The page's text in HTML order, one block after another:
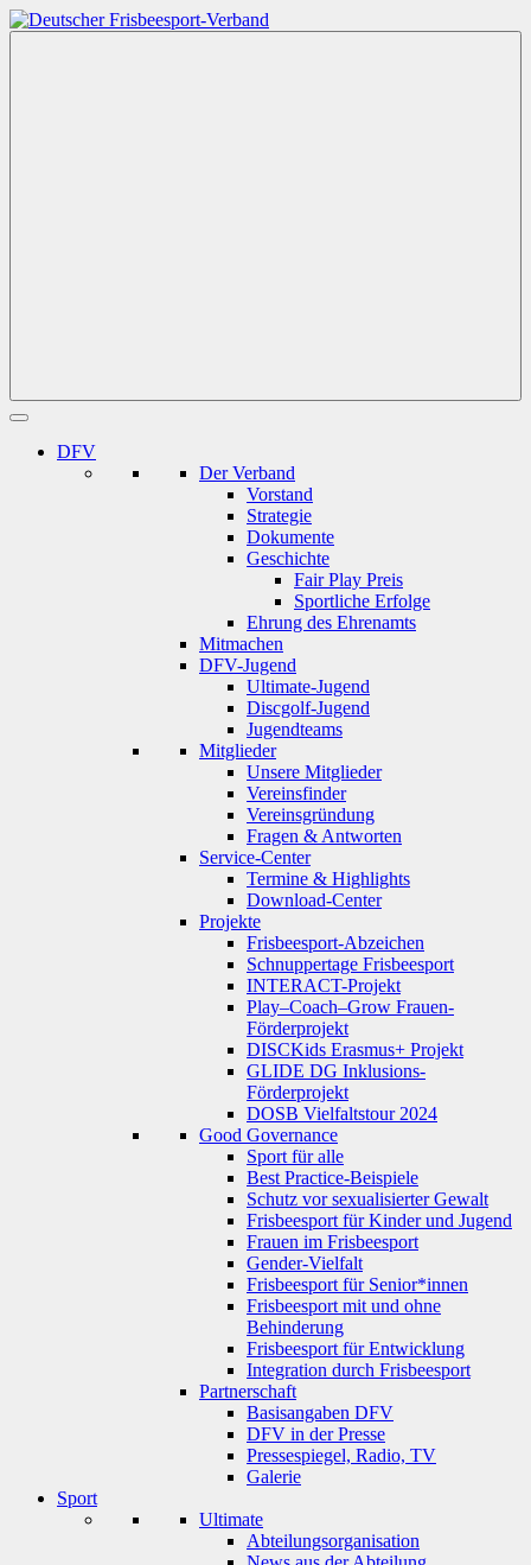
Zum
Inhalt
DFV
Der Verband
Vorstand
Strategie
Dokumente
Geschichte
Fair Play Preis
Sportliche Erfolge
Ehrung des Ehrenamts
Mitmachen
DFV-Jugend
Ultimate-Jugend
Discgolf-Jugend
Jugendteams
Mitglieder
Unsere Mitglieder
Vereinsfinder
Vereinsgründung
Fragen & Antworten
Service-Center
Termine & Highlights
Download-Center
Projekte
Frisbeesport-Abzeichen
Schnuppertage Frisbeesport
INTERACT-Projekt
Play–Coach–Grow Frauen-
Förderprojekt
DISCKids Erasmus+ Projekt
GLIDE DG Inklusions-
Förderprojekt
DOSB Vielfaltstour 2024
Good Governance
Sport für alle
Best Practice-Beispiele
Schutz vor sexualisierter Gewalt
Frisbeesport für Kinder und Jugend
Frauen im Frisbeesport
Gender-Vielfalt
Frisbeesport für Senior*innen
Frisbeesport mit und ohne
Behinderung
Frisbeesport für Entwicklung
Integration durch Frisbeesport
Partnerschaft
Basisangaben DFV
DFV in der Presse
Pressespiegel, Radio, TV
Galerie
Sport
Ultimate
Abteilungsorganisation